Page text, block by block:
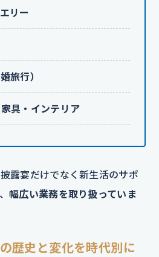
リー
旅行）
具・インテリア
露宴だけでなく新生活のサポ
幅広い業務を取り扱っていま
歴史と変化を時代別に